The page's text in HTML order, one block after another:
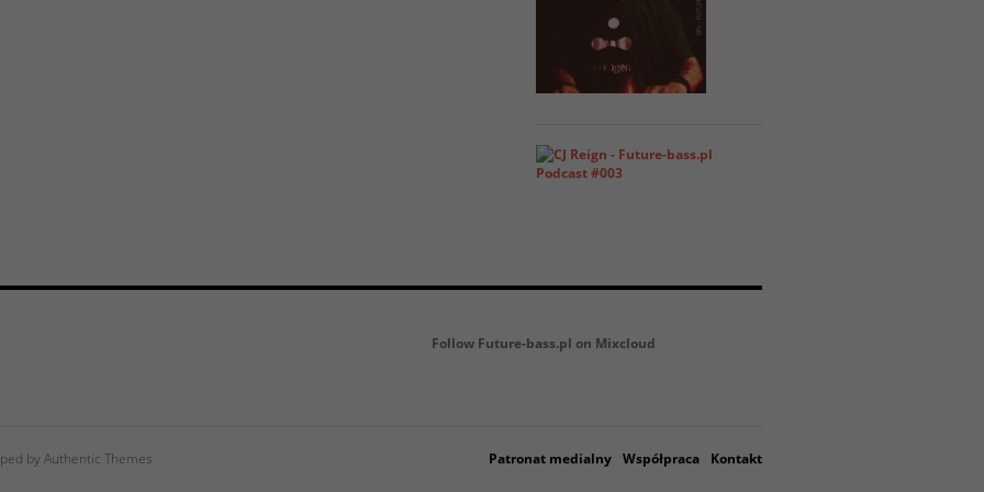
Follow Future-bass.pl on Mixcloud
by Authentic Themes Patronat medialny Współpraca Kontakt